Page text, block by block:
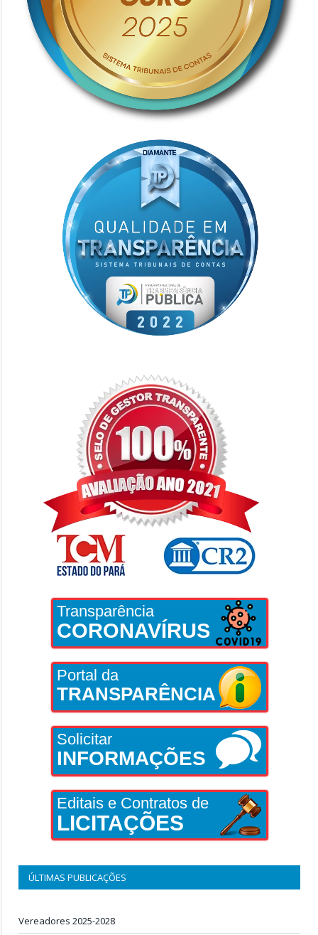
Transparência
CORONAVÍRUS
Portal da
TRANSPARÊNCIA
Solicitar
INFORMAÇÕES
Editais e Contratos de
LICITAÇÕES
ÚLTIMAS PUBLICAÇÕES
Vereadores 2025-2028